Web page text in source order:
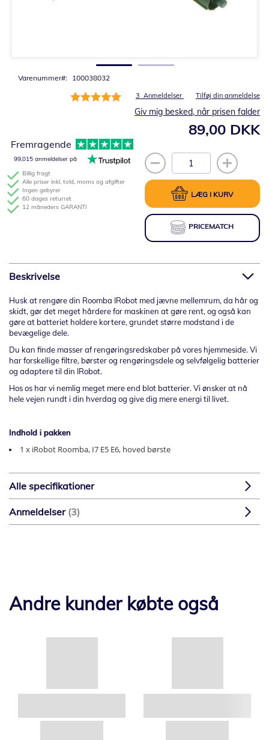
Varenummer 100038032
Bedømmelse:
3 Anmeldelser Tilføj din anmeldelse
89,00 DKK
Giv mig besked, når prisen falder
LÆG I KURV
PRICEMATCH
Billig fragt
Alle priser inkl. told, moms og afgifter
Ingen gebyrer
60 dages returret
12 måneders GARANTI
Fremragende
99,015 anmeldelser på
Beskrivelse
Husk at rengøre din Roomba IRobot med jævne mellemrum, da hår og
skidt, gør det meget hårdere for maskinen at gøre rent, og også kan
gøre at batteriet holdere kortere, grundet større modstand i de
bevægelige dele.
Du kan finde masser af rengøringsredskaber på vores hjemmeside. Vi
har forskellige filtre, børster og rengøringsdele og selvfølgelig batterier
og adaptere til din IRobot.
Hos os har vi nemlig meget mere end blot batterier. Vi ønsker at nå
hele vejen rundt i din hverdag og give dig mere energi til livet.
Indhold i pakken
1 x iRobot Roomba, I7 E5 E6, hoved børste
Alle specifikationer
Anmeldelser 3
Andre kunder købte også